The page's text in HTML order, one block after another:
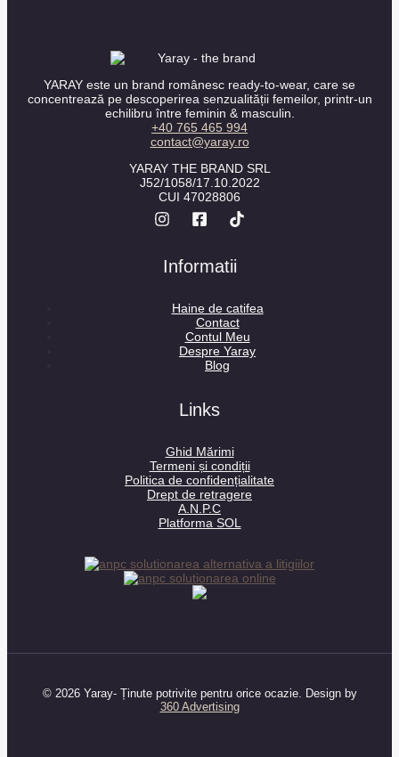
YARAY este un brand românesc ready-to-wear, care se
concentrează pe descoperirea senzualității femeilor, printr-un
echilibru între feminin & masculin.
+40 765 465 994
contact@yaray.ro
YARAY THE BRAND SRL
J52/1058/17.10.2022
CUI 47028806
Informatii
Haine de catifea
Contact
Contul Meu
Despre Yaray
Blog
Links
Ghid Mărimi
Termeni și condiții
Politica de confidențialitate
Drept de retragere
A.N.P.C
Platforma SOL
© 2026 Yaray- Ținute potrivite pentru orice ocazie. Design by
360 Advertising